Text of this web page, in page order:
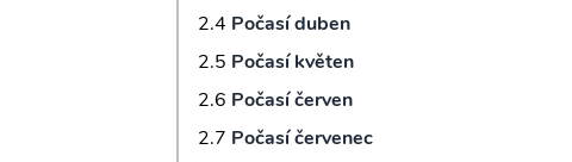
Počasí duben
Počasí květen
Počasí červen
Počasí červenec